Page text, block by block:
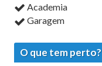
Academia
Garagem
O que tem perto?